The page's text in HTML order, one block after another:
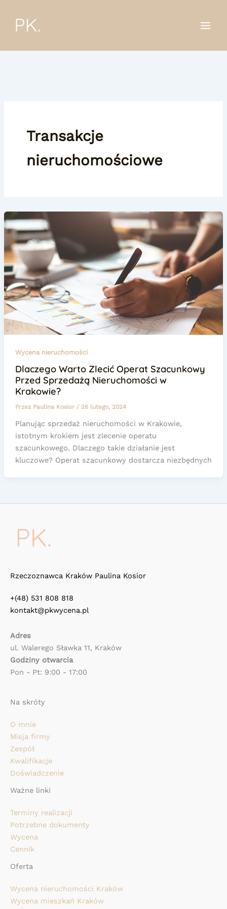
treści
Transakcje
nieruchomościowe
Wycena nieruchomości
Dlaczego Warto Zlecić Operat Szacunkowy
Przed Sprzedażą Nieruchomości w
Krakowie?
Przez Paulina Kosior / 26 lutego, 2024
Planując sprzedaż nieruchomości w Krakowie,
istotnym krokiem jest zlecenie operatu
szacunkowego. Dlaczego takie działanie jest
kluczowe? Operat szacunkowy dostarcza niezbędnych
Rzeczoznawca Kraków Paulina Kosior
+(48) 531 808 818
kontakt@pkwycena.pl
Adres
ul. Walerego Sławka 11, Kraków
Godziny otwarcia
Pon - Pt: 9:00 - 17:00
Na skróty
O mnie
Misja firmy
Zespół
Kwalifikacje
Doświadczenie
Ważne linki
Terminy realizacji
Potrzebne dokumenty
Wycena
Cennik
Oferta
Wycena nieruchomości Kraków
Wycena mieszkań Kraków